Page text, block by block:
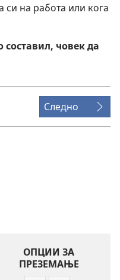
си на работа или кога
човек да
Следно
ОПЦИИ ЗА
ПРЕЗЕМАЊЕ